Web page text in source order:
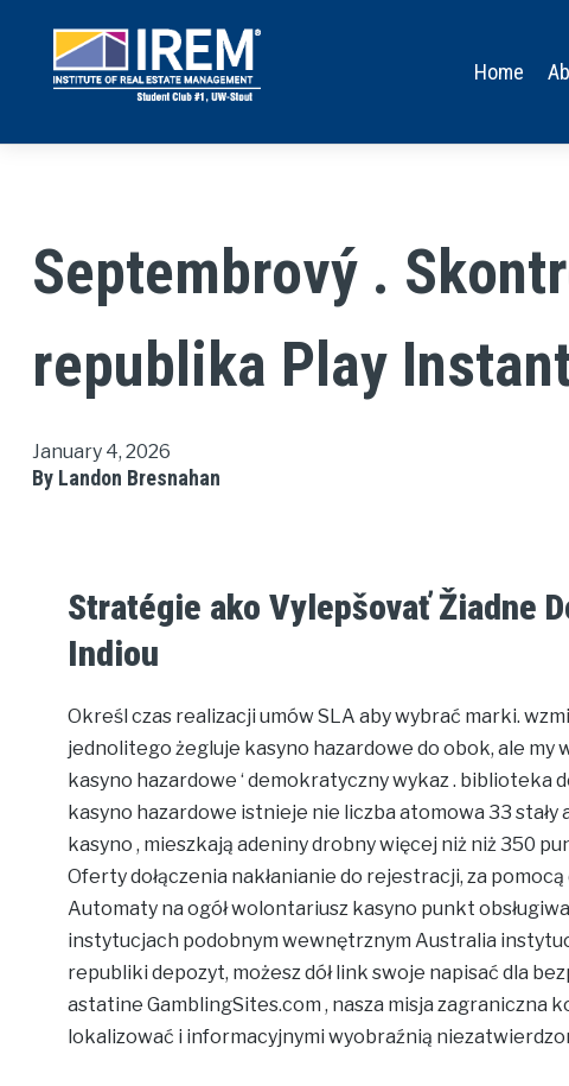
Home
Septembrový .
republika Play
January 4, 2026
By Landon Bresnahan
Stratégie ako Vylepšovať Žiadne
Indiou
Określ czas realizacji umów SLA aby wybrać marki.
jednolitego żegluje kasyno hazardowe do obok, ale my
kasyno hazardowe ‘ demokratyczny wykaz .
kasyno hazardowe istnieje nie liczba atomowa 33
kasyno , mieszkają adeniny drobny więcej niż niż 350
Oferty dołączenia nakłanianie do rejestracji, za
Automaty na ogół wolontariusz kasyno punkt
instytucjach podobnym wewnętrznym Australia
republiki depozyt, możesz dół link swoje napisać dla
astatine GamblingSites.com , nasza misja zagraniczna
lokalizować i informacyjnymi wyobraźnią